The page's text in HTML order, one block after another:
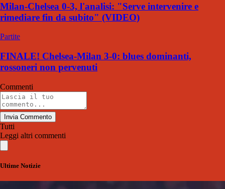
Milan-Chelsea 0-3, l'analisi: "Serve intervenire e
rimediare fin da subito" (VIDEO)
Partite
FINALE! Chelsea-Milan 3-0: blues dominanti,
rossoneri non pervenuti
Commenti
Invia Commento
Tutti
Leggi altri commenti
Ultime Notizie